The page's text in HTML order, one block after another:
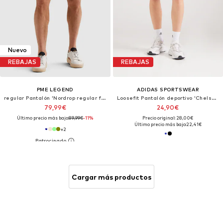
Nuevo
REBAJAS
PME LEGEND
regular Pantalón 'Nordrop regular fit cargo shorts'
79,99€
Último precio más bajo:89,99€-11%
+2
REBAJAS
ADIDAS SPORTSWEAR
Loosefit Pantalón deportivo 'Chelsea'
24,90€
Precio original: 28,00€
Último precio más bajo:22,41€
Cargar más productos